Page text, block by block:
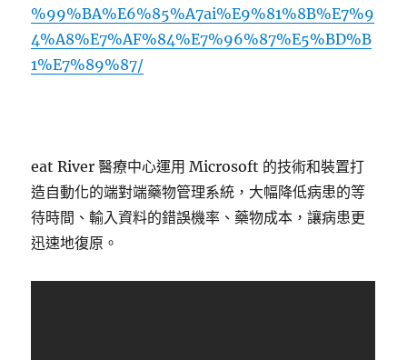
%99%BA%E6%85%A7ai%E9%81%8B%E7%9
4%A8%E7%AF%84%E7%96%87%E5%BD%B
1%E7%89%87/
eat River 醫療中心運用 Microsoft 的技術和裝置打
造自動化的端對端藥物管理系統，大幅降低病患的等
待時間、輸入資料的錯誤機率、藥物成本，讓病患更
迅速地復原。